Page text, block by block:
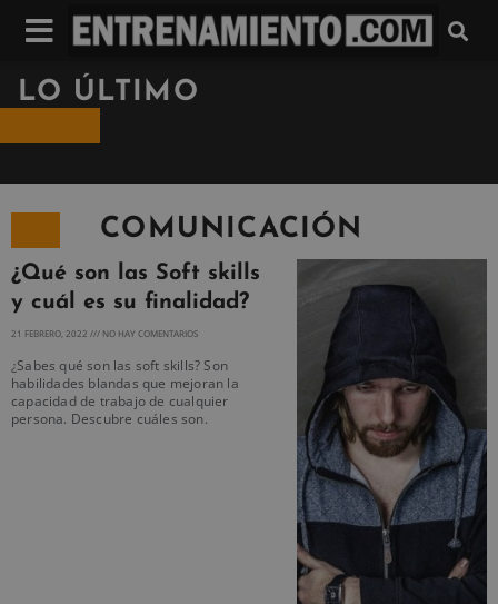
LO ÚLTIMO
COMUNICACIÓN
¿Qué son las Soft skills
y cuál es su finalidad?
21 FEBRERO, 2022 NO HAY COMENTARIOS
¿Sabes qué son las soft skills? Son
habilidades blandas que mejoran la
capacidad de trabajo de cualquier
persona. Descubre cuáles son.